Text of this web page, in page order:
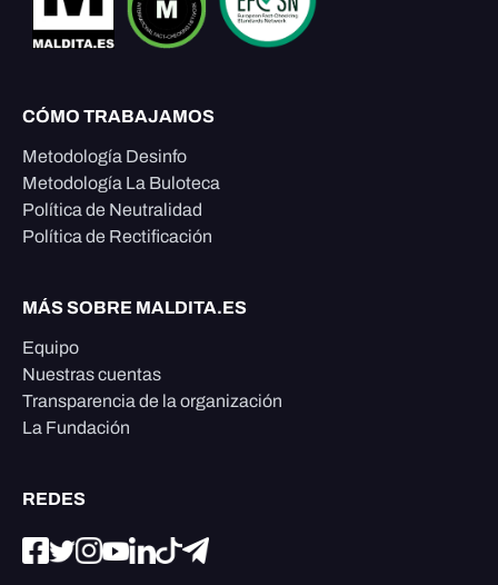
CÓMO TRABAJAMOS
Metodología Desinfo
Metodología La Buloteca
Política de Neutralidad
Política de Rectificación
MÁS SOBRE MALDITA.ES
Equipo
Nuestras cuentas
Transparencia de la organización
La Fundación
REDES